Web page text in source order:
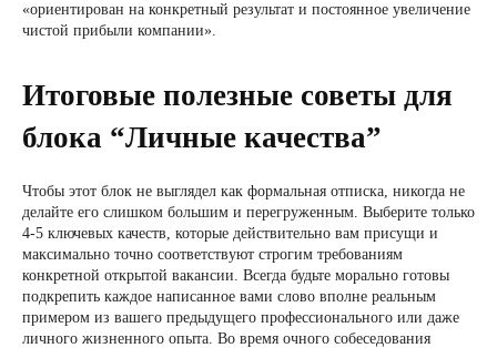
«ориентирован на конкретный результат и постоянное увеличение
чистой прибыли компании».
Итоговые полезные советы для
блока “Личные качества”
Чтобы этот блок не выглядел как формальная отписка, никогда не
делайте его слишком большим и перегруженным. Выберите только
4-5 ключевых качеств, которые действительно вам присущи и
максимально точно соответствуют строгим требованиям
конкретной открытой вакансии. Всегда будьте морально готовы
подкрепить каждое написанное вами слово вполне реальным
примером из вашего предыдущего профессионального или даже
личного жизненного опыта. Во время очного собеседования